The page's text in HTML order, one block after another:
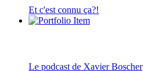
Et c'est connu ça?!
Le podcast de Xavier Boscher